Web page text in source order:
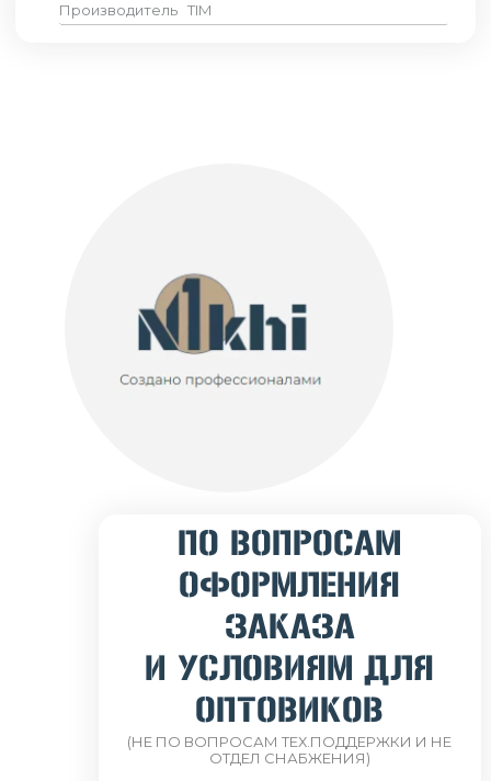
Производитель TIM
ПО ВОПРОСАМ
ОФОРМЛЕНИЯ
ЗАКАЗА
И УСЛОВИЯМ ДЛЯ
ОПТОВИКОВ
(НЕ ПО ВОПРОСАМ ТЕХ.ПОДДЕРЖКИ И НЕ
ОТДЕЛ СНАБЖЕНИЯ)